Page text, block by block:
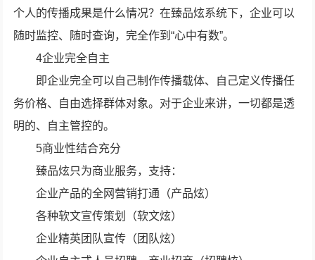
个人的传播成果是什么情况？在臻品炫系统下，企业可以
随时监控、随时查询，完全作到“心中有数”。
4企业完全自主
即企业完全可以自己制作传播载体、自己定义传播任
务价格、自由选择群体对象。对于企业来讲，一切都是透
明的、自主管控的。
5商业性结合充分
臻品炫只为商业服务，支持：
企业产品的全网营销打通（产品炫）
各种软文宣传策划（软文炫）
企业精英团队宣传（团队炫）